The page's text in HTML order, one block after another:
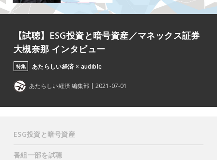
【試聴】ESG投資と暗号資産／マネックス証券
大槻奈那 インタビュー
特集 あたらしい経済 × audible
あたらしい経済 編集部 2021-07-01
ESG投資と暗号資産
番組一部を試聴